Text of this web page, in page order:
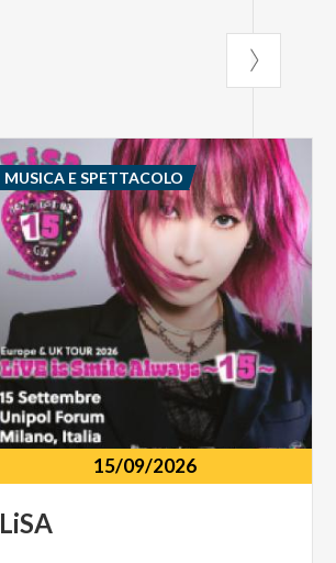
15/09/2026
LiSA
MUSICA E SPETTACOLO